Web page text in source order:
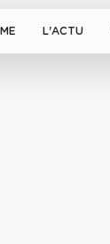
L'ACTU